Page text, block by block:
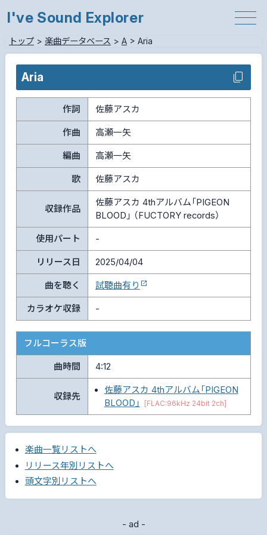
I've Sound Explorer
トップ> 楽曲データベース > A> Aria
Aria
作詞 佐藤アスカ
作曲 高瀬一矢
編曲 高瀬一矢
歌 佐藤アスカ
収録作品
佐藤アスカ 4thアルバム「PIGEON
BLOOD」 （FUCTORY records）
使用パート -
リリース日 2025/04/04
曲を聴く 試聴曲有り
カラオケ収録 -
フルコーラス版
曲時間 4:12
収録先
佐藤アスカ 4thアルバム「PIGEON
BLOOD」
[FLAC:96kHz 24bit 2ch]
楽曲一覧リストへ
リリース年別リストへ
頭文字別リストへ
- ad -